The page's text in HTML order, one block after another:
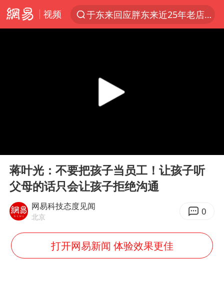
视频
于东来回应胖东来近25年老店年底关闭
杭州机场已取消航班388架次
美将每月供乌爱国者拦截导弹
新疆一婚礼线上邀请引热议
Play
蒋叶光：不要把孩子当员工！让孩子听
父母的话只会让孩子拒绝沟通
网易科技态度见闻
北京 0
打开网易新闻 体验效果更佳